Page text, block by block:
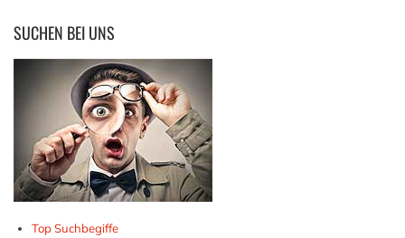
SUCHEN BEI UNS
Top Suchbegiffe